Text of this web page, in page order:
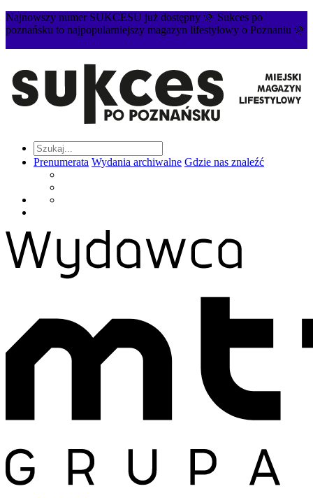
Najnowszy numer SUKCESU już dostępny 🌞 Sukces po
poznańsku to najpopularniejszy magazyn lifestylowy o Poznaniu 🌞
Prenumerata Wydania archiwalne Gdzie nas znaleźć